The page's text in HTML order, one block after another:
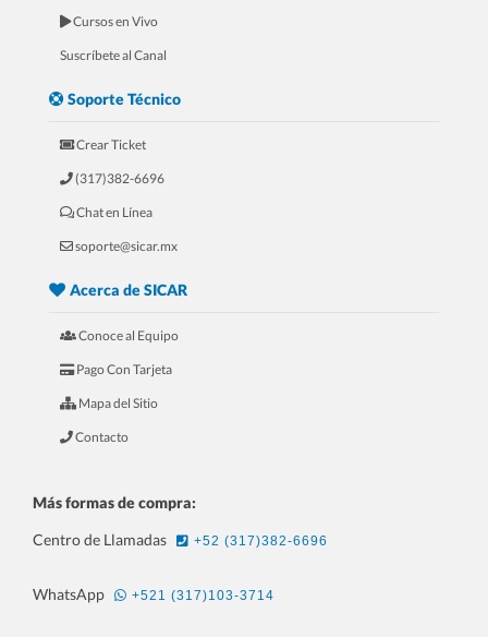
5.- 20 Razones Para USAR SICAR en
tu REFACCIONARIA
6.- 20 Razones Para USAR SICAR en
Cursos en Vivo
Suscríbete al Canal
Soporte Técnico
Crear Ticket
(317)382-6696
Chat en Línea
soporte@sicar.mx
Acerca de SICAR
Conoce al Equipo
Pago Con Tarjeta
Mapa del Sitio
Contacto
Más formas de compra:
Centro de Llamadas
+52 (317)382-6696
WhatsApp +521 (317)103-3714